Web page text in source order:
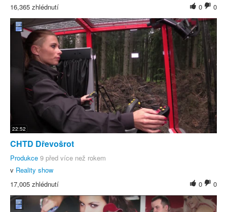
0
0
16,365 zhlédnutí
22:52
CHTD Dřevošrot
Produkce 9 před více než rokem
v Reality show
0
0
17,005 zhlédnutí